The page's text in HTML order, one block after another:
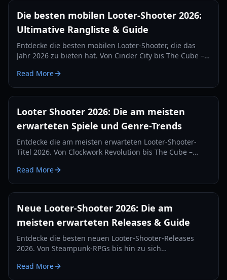
Die besten mobilen Looter-Shooter 2026:
Ultimative Rangliste & Guide
Entdecke die besten mobilen Looter-Shooter, die das
Jahr 2026 zu bieten hat. Von Cinder City bis The Cube –
Ausrüstungs-Guides und Gameplay-Strategien.
Read More
Looter Shooter 2026: Die am meisten
erwarteten Spiele und Genre-Trends
Entdecke die am meisten erwarteten Looter-Shooter-
Titel 2026. Von Clockwork Revolution bis The Cube –
ausrüstungsbasierten Kampfes.
Read More
Neue Looter-Shooter 2026: Die am
meisten erwarteten Releases & Guide
Entdecke die besten neuen Looter-Shooter-Releases
2026. Von Steampunk-RPGs bis hin zu sich
nächsten großen Hits des Genres.
Read More